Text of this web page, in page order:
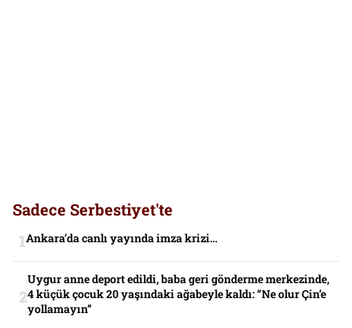
Sadece Serbestiyet'te
Ankara’da canlı yayında imza krizi…
Uygur anne deport edildi, baba geri gönderme merkezinde,
4 küçük çocuk 20 yaşındaki ağabeyle kaldı: “Ne olur Çin’e
yollamayın”